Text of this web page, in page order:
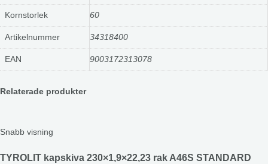
Kornstorlek 60
Artikelnummer 34318400
EAN 9003172313078
Relaterade produkter
Snabb visning
TYROLIT kapskiva 230×1,9×22,23 rak A46S STANDARD